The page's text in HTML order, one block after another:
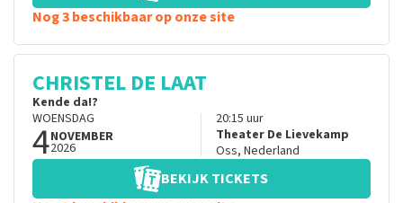
Nog 3 beschikbaar op onze site
CHRISTEL DE LAAT
Kende da!?
WOENSDAG
4NOVEMBER
2026
20:15 uur
Theater De Lievekamp
Oss, Nederland
BEKIJK TICKETS